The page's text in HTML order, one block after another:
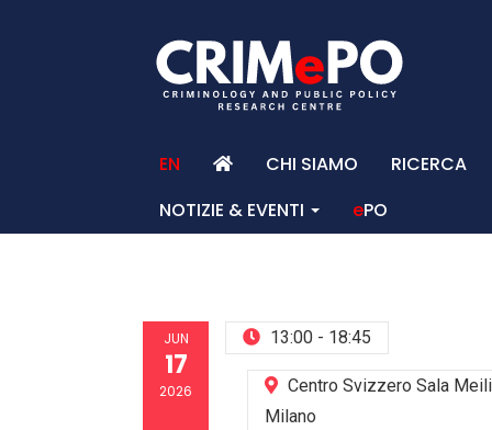
EN CHI SIAMO
RICERCA
NOTIZIE & EVENTI
ePO
JUN
17
2026
13:00 - 18:45
Centro Svizzero Sala
Milano